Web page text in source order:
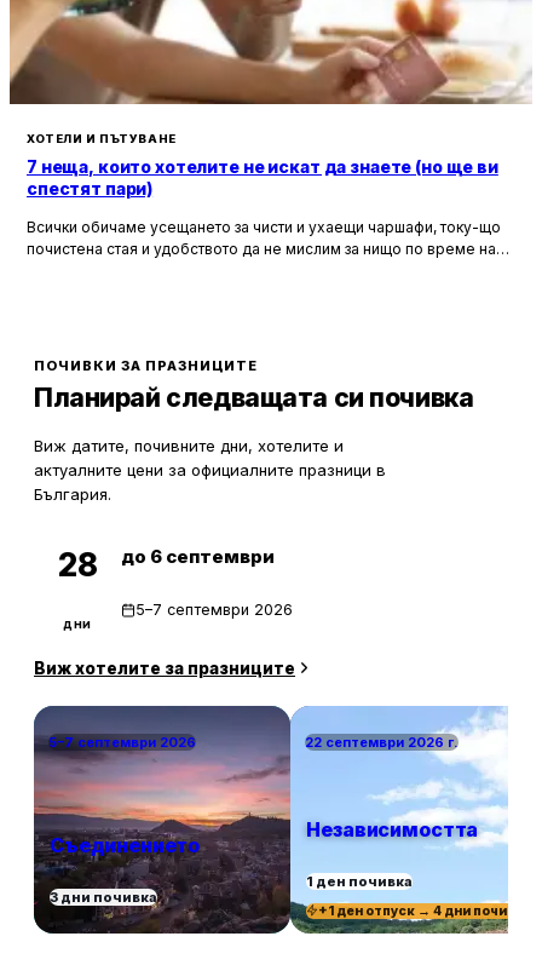
ХОТЕЛИ И ПЪТУВАНЕ
7 неща, които хотелите не искат да знаете (но ще ви
спестят пари)
Всички обичаме усещането за чисти и ухаещи чаршафи, току-що
почистена стая и удобството да не мислим за нищо по време на
ПОЧИВКИ ЗА ПРАЗНИЦИТЕ
Планирай следващата си почивка
Виж датите, почивните дни, хотелите и
актуалните цени за официалните празници в
България.
28
дни
до 6 септември
5–7 септември 2026
Виж хотелите за празниците
5–7 септември 2026
Съединението
3 дни почивка
22 септември 2026 г.
Независимостта
1 ден почивка
+1 ден отпуск → 4 дни почивка